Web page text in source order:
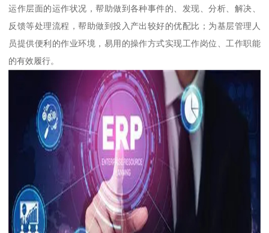
运作层面的运作状况，帮助做到各种事件的、发现、分析、解决、
反馈等处理流程，帮助做到投入产出较好的优配比；为基层管理人
员提供便利的作业环境，易用的操作方式实现工作岗位、工作职能
的有效履行。